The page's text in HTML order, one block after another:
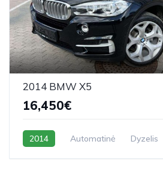
2014 BMW X5
16,450€
2014 Automatinė Dyzelis